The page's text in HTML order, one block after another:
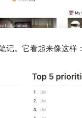
记。它看起来像这样：